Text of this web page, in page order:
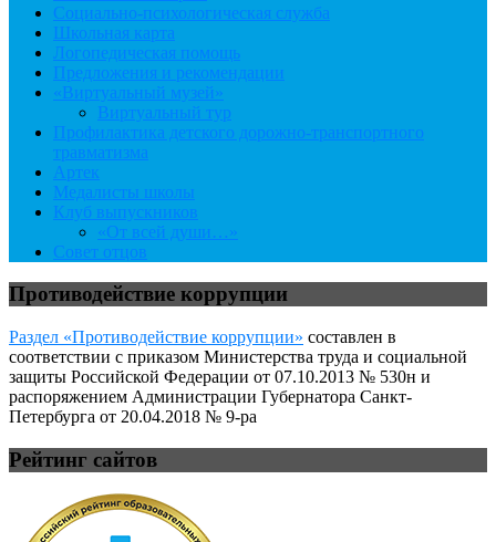
Социально-психологическая служба
Школьная карта
Логопедическая помощь
Предложения и рекомендации
«Виртуальный музей»
Виртуальный тур
Профилактика детского дорожно-транспортного
травматизма
Артек
Медалисты школы
Клуб выпускников
«От всей души…»
Совет отцов
Противодействие коррупции
Раздел «Противодействие коррупции» составлен в
соответствии с приказом Министерства труда и социальной
защиты Российской Федерации от 07.10.2013 № 530н и
распоряжением Администрации Губернатора Санкт-
Петербурга от 20.04.2018 № 9-ра
Рейтинг сайтов